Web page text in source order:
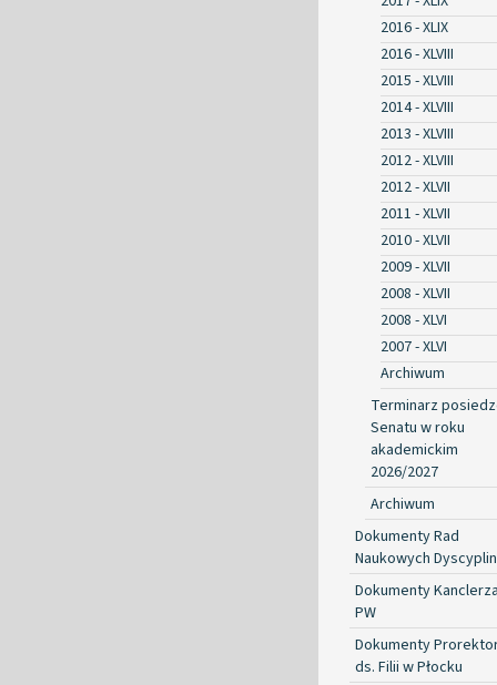
2016 - XLIX
2016 - XLVIII
2015 - XLVIII
2014 - XLVIII
2013 - XLVIII
2012 - XLVIII
2012 - XLVII
2011 - XLVII
2010 - XLVII
2009 - XLVII
2008 - XLVII
2008 - XLVI
2007 - XLVI
Archiwum
Terminarz
Senatu w roku
akademickim
2026/2027
Archiwum
Dokumenty Rad
Naukowych Dyscyplin
Dokumenty
PW
Dokumenty
ds. Filii w Płocku